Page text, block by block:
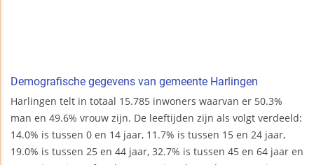
Demografische gegevens van gemeente Harlingen
Harlingen telt in totaal 15.785 inwoners waarvan er 50.3%
man en 49.6% vrouw zijn. De leeftijden zijn als volgt verdeeld:
14.0% is tussen 0 en 14 jaar, 11.7% is tussen 15 en 24 jaar,
19.0% is tussen 25 en 44 jaar, 32.7% is tussen 45 en 64 jaar en